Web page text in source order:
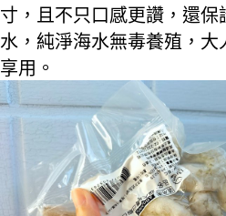
寸，且不只口感更讚，還保
水，純淨海水無毒養殖，大
享用。